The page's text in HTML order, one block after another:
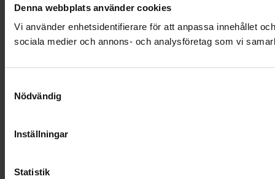
Denna webbplats använder cookies
Vi använder enhetsidentifierare för att anpassa innehållet
sociala medier och annons- och analysföretag som vi
Nödvändig
Inställningar
Statistik